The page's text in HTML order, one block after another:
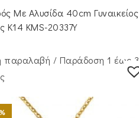
was:
€1,030.00.
τιμή
είναι:
€850.00.
Με Αλυσίδα 40cm Γυναικείος
Κ14 KMS-20337Y
παραλαβή / Παράδoση 1 έως 3